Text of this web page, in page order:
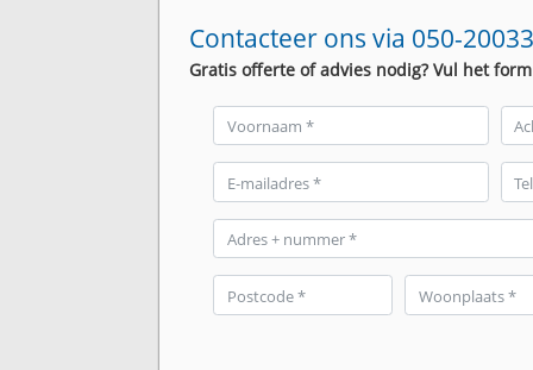
Contacteer ons via 050-
Gratis offerte of advies nodig? Vul het